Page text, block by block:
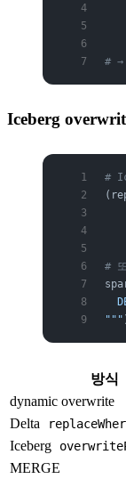
# →
Iceberg
#
#
"""
방식
dynamic overwrite
Delta
Iceberg
MERGE